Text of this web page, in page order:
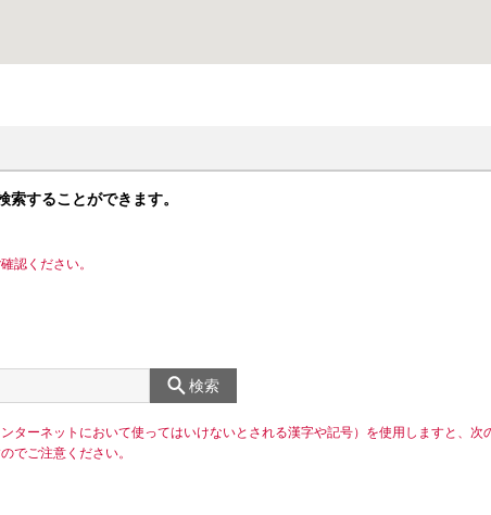
することができます。
認ください。
検索
ターネットにおいて使ってはいけないとされる漢字や記号）を使用しますと、次
でご注意ください。